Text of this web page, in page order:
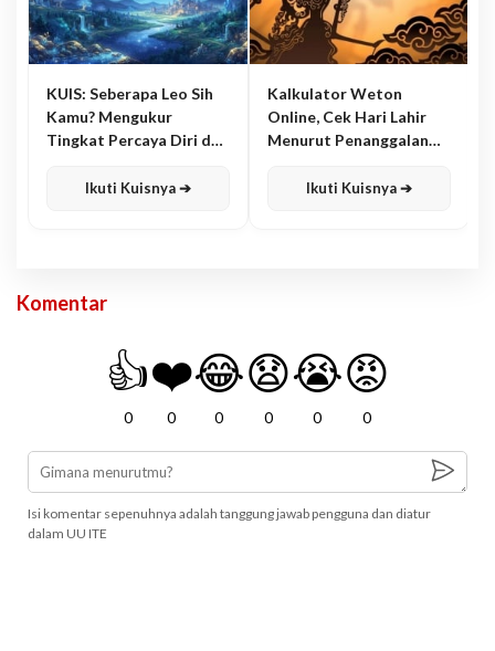
KUIS: Seberapa Leo Sih
Kamu? Mengukur
Tingkat Percaya Diri dan
Ikuti Kuisnya ➔
Kalkulator Weton
Online, Cek Hari Lahir
Menurut Penanggalan
Ikuti Kuisnya ➔
Komentar
👍
0
❤️
0
😂
0
😧
0
😭
0
😡
0
Isi komentar sepenuhnya adalah tanggung jawab pengguna dan diatur
dalam UU ITE